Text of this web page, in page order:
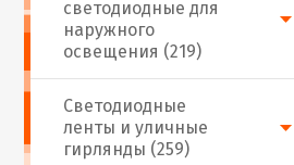
Светодиодные
ленты и уличные
гирлянды (259)
светодиодные для
наружного
освещения (219)